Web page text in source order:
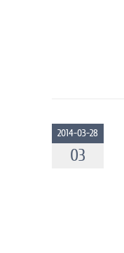
2014-03-28
03